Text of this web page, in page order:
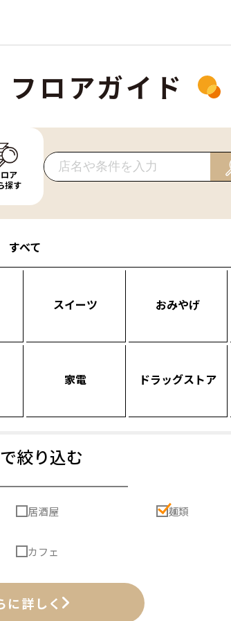
ロアガイド
ア
探す
すべて
スイーツ おみやげ
家電 ドラッグストア
絞り込む
居酒屋 麺類
カフェ
に詳しく